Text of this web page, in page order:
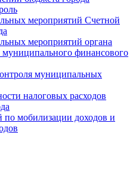
мероприятий Счетной
мероприятий органа
муниципального финансового
муниципальных
налоговых расходов
мобилизации доходов и